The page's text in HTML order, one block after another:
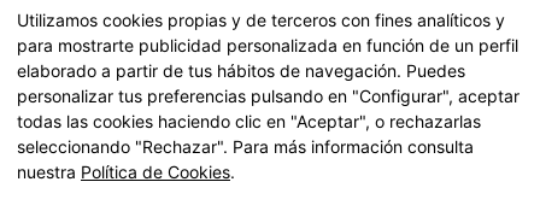
Calle Teodosio, 66, 1d, 41002 (Sevilla)
T (+34) 610 055 416
Presencia en toda España
Instagram
Facebook
LinkedIn
Utilizamos cookies propias y de terceros con fines analíticos y
para mostrarte publicidad personalizada en función de un perfil
elaborado a partir de tus hábitos de navegación. Puedes
personalizar tus preferencias pulsando en "Configurar", aceptar
todas las cookies haciendo clic en "Aceptar", o rechazarlas
seleccionando "Rechazar". Para más información consulta
nuestra Política de Cookies.